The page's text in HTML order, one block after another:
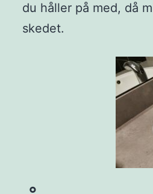
du håller på med, då
skedet.